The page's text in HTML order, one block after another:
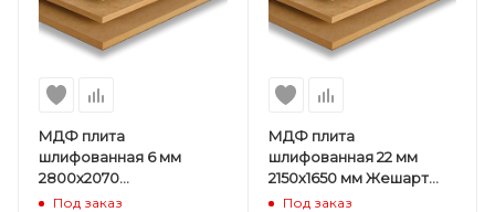
МДФ плита
шлифованная 6 мм
2800х2070
мм Kastamonu ST
Под заказ
МДФ плита
шлифованная 22 мм
2150х1650 мм Жешарт
(UPG) СПП
Под заказ